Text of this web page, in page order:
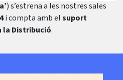
) s’estrena a les nostres sales
i compta amb elsuport
la Distribució.